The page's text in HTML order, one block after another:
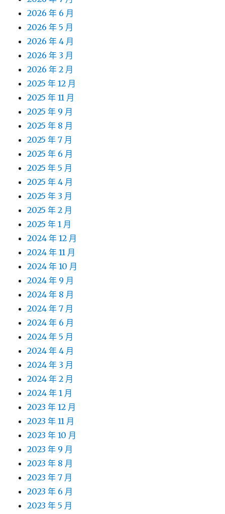
2026 年 6 月
2026 年 5 月
2026 年 4 月
2026 年 3 月
2026 年 2 月
2025 年 12 月
2025 年 11 月
2025 年 9 月
2025 年 8 月
2025 年 7 月
2025 年 6 月
2025 年 5 月
2025 年 4 月
2025 年 3 月
2025 年 2 月
2025 年 1 月
2024 年 12 月
2024 年 11 月
2024 年 10 月
2024 年 9 月
2024 年 8 月
2024 年 7 月
2024 年 6 月
2024 年 5 月
2024 年 4 月
2024 年 3 月
2024 年 2 月
2024 年 1 月
2023 年 12 月
2023 年 11 月
2023 年 10 月
2023 年 9 月
2023 年 8 月
2023 年 7 月
2023 年 6 月
2023 年 5 月